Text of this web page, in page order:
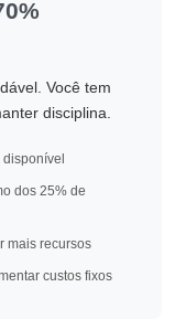
Você tem
disciplina.
disponível
dos 25% de
mais recursos
custos fixos